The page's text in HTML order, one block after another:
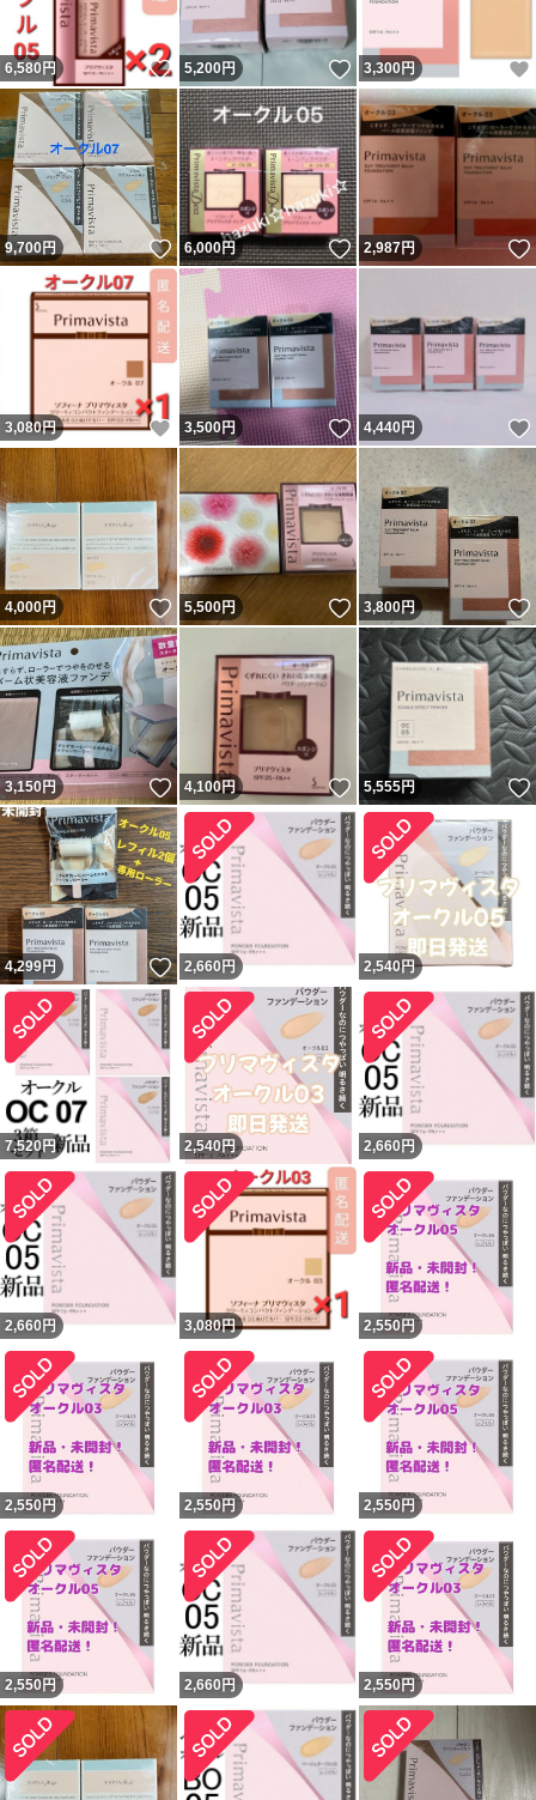
6,580 円 いいね！
5,200円 いいね！
3,300円
9,700円 いいね！
6,000円 いいね！
2,987円
3,080円 いいね！
3,500円 いいね！
4,440円
4,000円 いいね！
5,500円 いいね！
3,800円
3,150円 いいね！
4,100円 いいね！
5,555円
4,299円 いいね！
2,660 円 2,540円
7,520円 2,540円 2,660 円
2,660 円 3,080円 2,550円
2,550円 2,550円 2,550円
2,550円 2,660 円 2,550円